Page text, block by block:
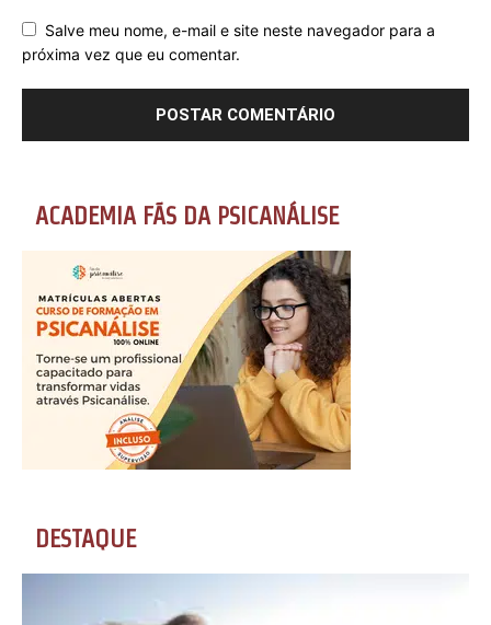
Salve meu nome, e-mail e site neste navegador para a
próxima vez que eu comentar.
ACADEMIA FÃS DA PSICANÁLISE
DESTAQUE